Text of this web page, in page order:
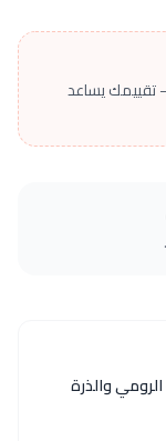
تقييمك يساعد
والذرة